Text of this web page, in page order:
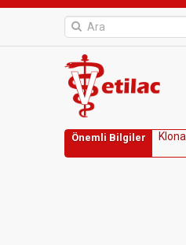
Önemli Bilgiler Kona